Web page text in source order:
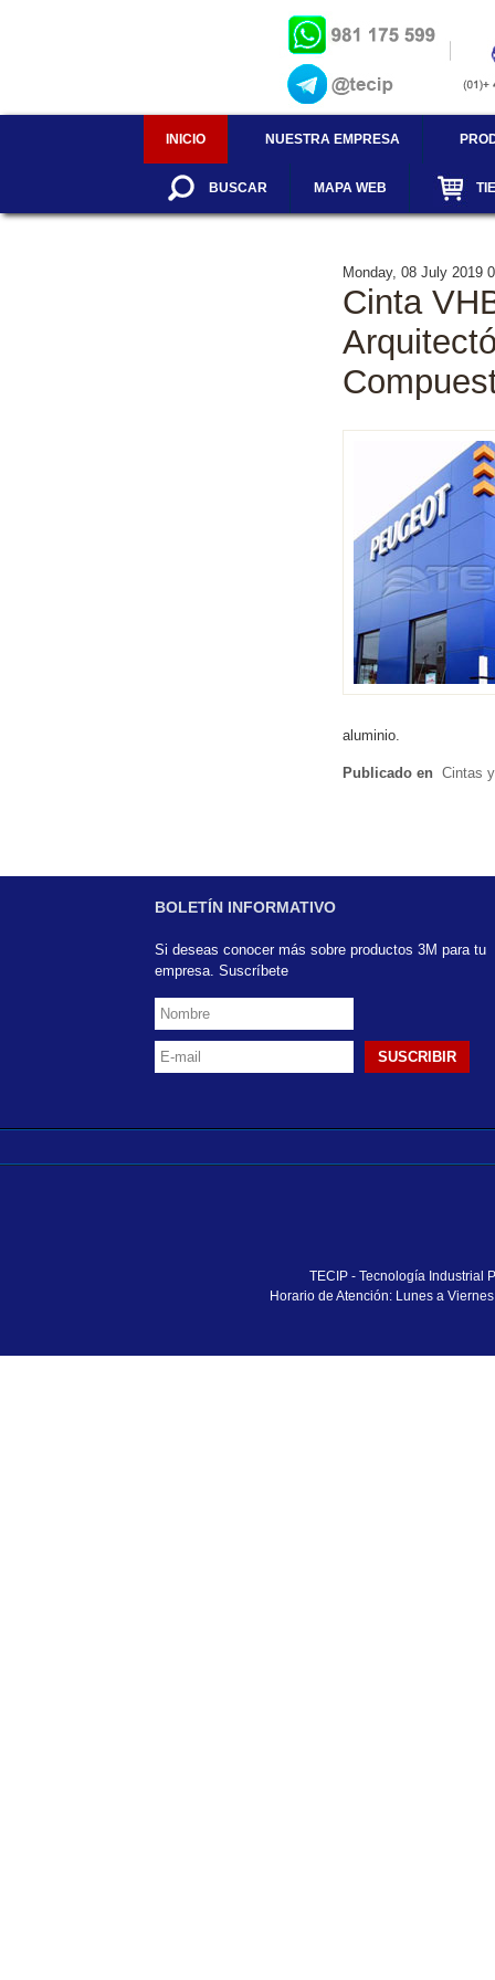
INICIO NUESTRA EMPRESA
BUSCAR MAPA WEB
Monday, 08 July 2019
Cinta
aluminio.
Publicado en Cintas
BOLETÍN INFORMATIVO
Si deseas conocer más sobre productos 3M para tu
empresa. Suscríbete
TECIP - Tecnología Industrial
Horario de Atención: Lunes a